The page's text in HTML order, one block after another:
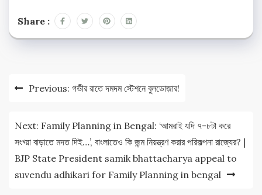
Share :
PostPrevious: গভীর রাতে দমদম স্টেশনে বুলডোজ়ার!
Next: Family Planning in Bengal: ‘আমরাই যদি ৭-৮টা করে
সংখ্য়া বাড়াতে মদত দিই…’, বাংলাতেও কি জন্ম নিয়ন্ত্রণ করার পরিকল্পনা রাজ্যের? |
BJP State President samik bhattacharya appeal to
suvendu adhikari for Family Planning in bengal